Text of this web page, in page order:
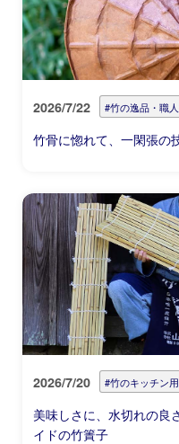
2026/7/22 #竹の逸品・職
竹骨に惚れて、一閑張の
2026/7/20 #竹のキッチン
美味しさに、水切れの良
イドの竹簀子